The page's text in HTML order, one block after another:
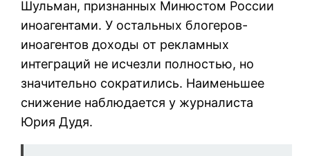
Шульман, признанных Минюстом России
иноагентами. У остальных блогеров-
иноагентов доходы от рекламных
интеграций не исчезли полностью, но
значительно сократились. Наименьшее
снижение наблюдается у журналиста
Юрия Дудя.